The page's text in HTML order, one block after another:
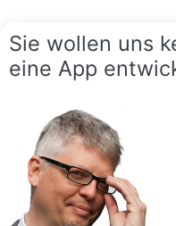
Sie wollen uns
eine App